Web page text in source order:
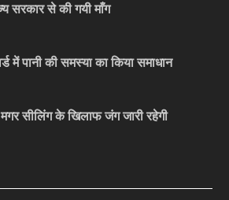
सरकार से की गयी माँग
में पानी की समस्या का किया समाधान
सीलिंग के खिलाफ जंग जारी रहेगी